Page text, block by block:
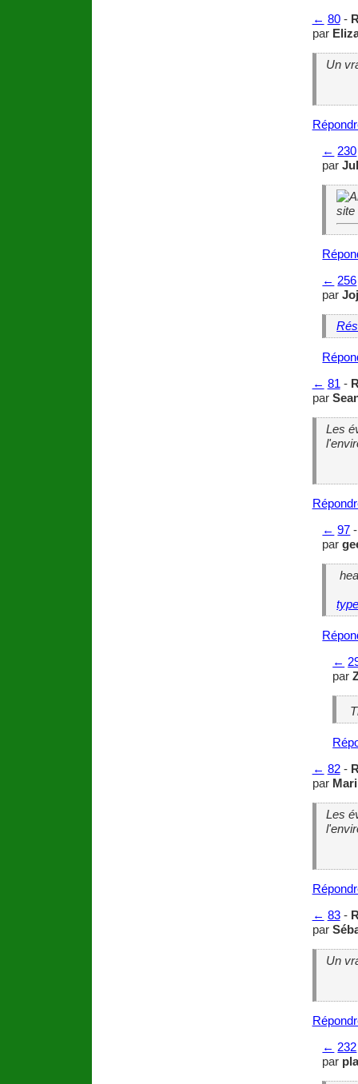
← 80-
par
Un
← 230
par
← 256
par
← 81 -
par
Les
← 97
par
←
par
← 82-
par
Les
← 83-
par
Un
← 232
par